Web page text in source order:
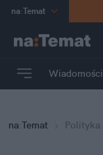
na:Temat
Poland
mama
Rozrywka
Wiadomości
na:Temat Polityka